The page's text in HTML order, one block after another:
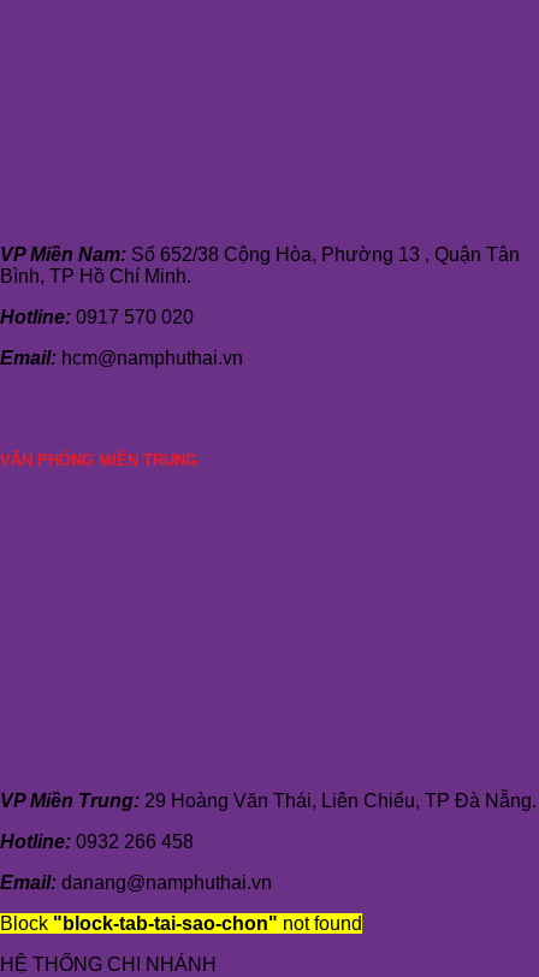
VP Miền Nam: Số 652/38 Cộng Hòa, Phường 13 , Quận Tân
Bình, TP Hồ Chí Minh.
Hotline: 0917 570 020
Email: hcm@namphuthai.vn
VĂN PHÒNG MIỀN TRUNG
VP Miền Trung: 29 Hoàng Văn Thái, Liên Chiểu, TP Đà Nẵng.
Hotline: 0932 266 458
Email: danang@namphuthai.vn
Block "block-tab-tai-sao-chon" not found
HỆ THỐNG CHI NHÁNH